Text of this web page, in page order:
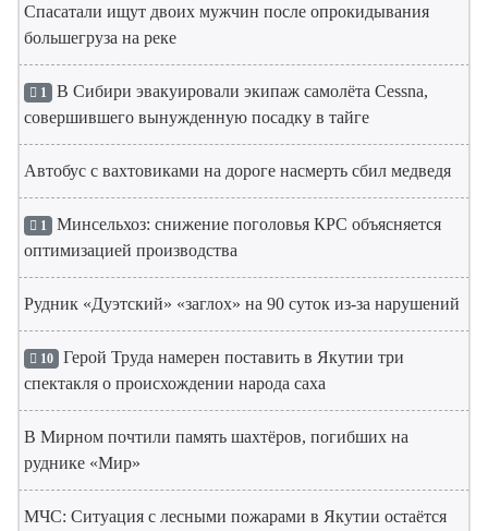
Спасатали ищут двоих мужчин после опрокидывания
большегруза на реке
1 В Сибири эвакуировали экипаж самолёта Cessna,
совершившего вынужденную посадку в тайге
Автобус с вахтовиками на дороге насмерть сбил медведя
1 Минсельхоз: снижение поголовья КРС объясняется
оптимизацией производства
Рудник «Дуэтский» «заглох» на 90 суток из-за нарушений
10 Герой Труда намерен поставить в Якутии три
спектакля о происхождении народа саха
В Мирном почтили память шахтёров, погибших на
руднике «Мир»
МЧС: Ситуация с лесными пожарами в Якутии остаётся